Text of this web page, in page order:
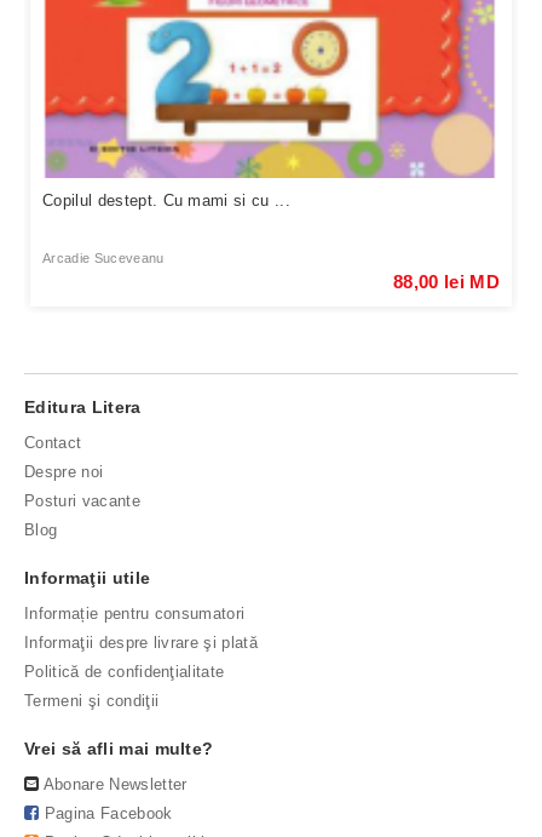
Copilul destept. Cu mami si cu ...
Arcadie Suceveanu
88,00 lei MD
Editura Litera
Contact
Despre noi
Posturi vacante
Blog
Informaţii utile
Informație pentru consumatori
Informaţii despre livrare şi plată
Politică de confidenţialitate
Termeni şi condiţii
Vrei să afli mai multe?
Abonare Newsletter
Pagina Facebook